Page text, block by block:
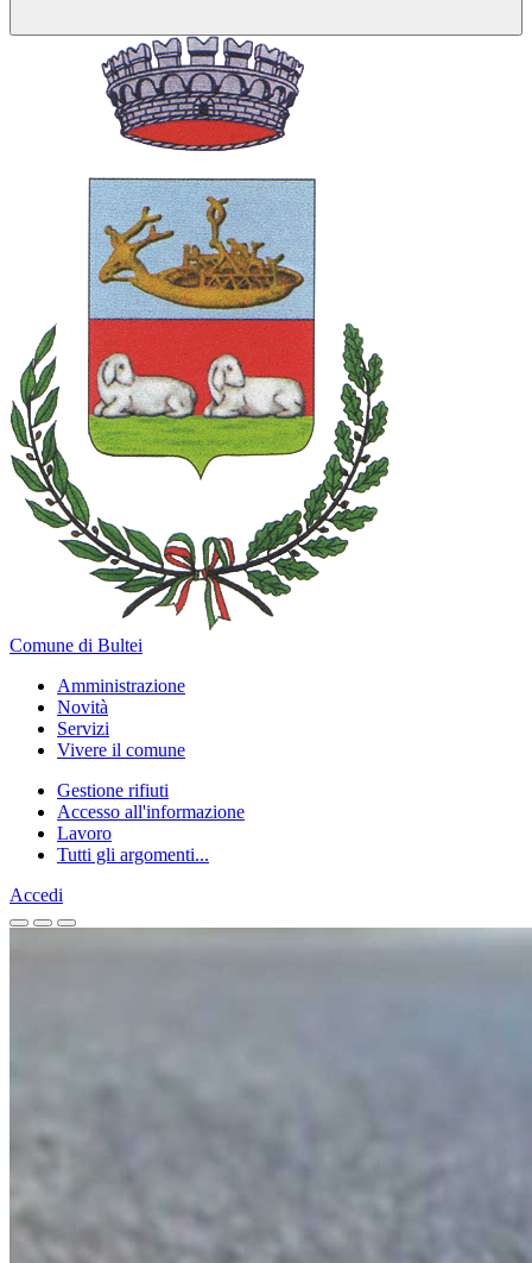
Comune di Bultei
Amministrazione
Novità
Servizi
Vivere il comune
Gestione rifiuti
Accesso all'informazione
Lavoro
Tutti gli argomenti...
Accedi
Homepage